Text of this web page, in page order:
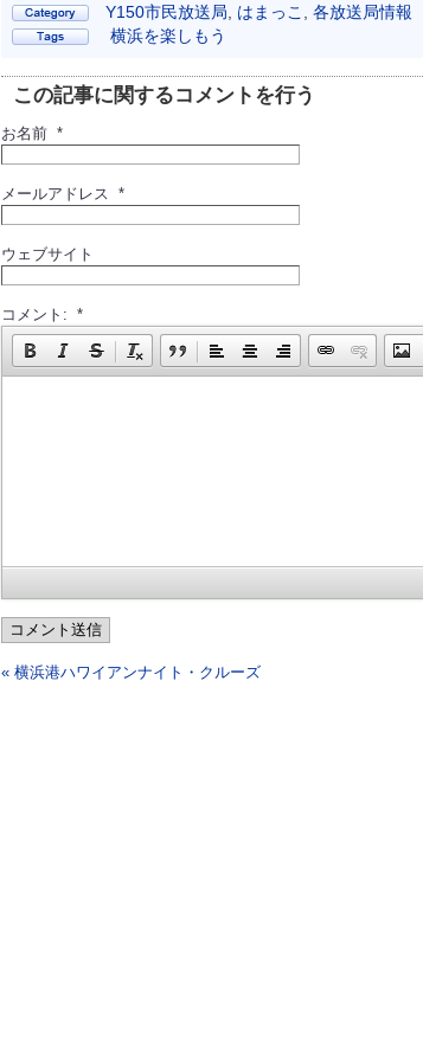
Y150市民放送局 はまっこ
各放送局情報
横浜を楽しもう
この記事に関するコメントを行う
お名前 *
メールアドレス *
ウェブサイト
コメント: *
コメント送信
« 横浜港ハワイアンナイト・クルーズ